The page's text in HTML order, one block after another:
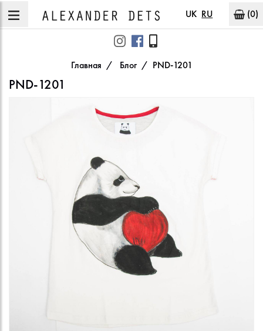
UK RU (0)
Главная Блог PND-1201
PND-1201